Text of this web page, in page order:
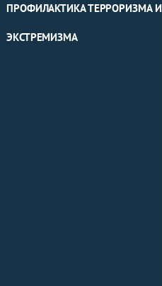
ПРОФИЛАКТИКА ТЕРРОРИЗМА И
ЭКСТРЕМИЗМА